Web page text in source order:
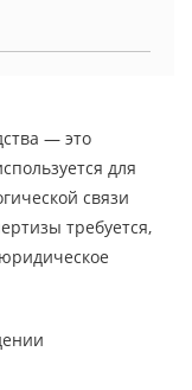
— это
для
связи
требуется,